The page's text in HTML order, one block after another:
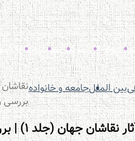
کولر گازیتلویزیونامنیتآپارتمان
بین المللجامعه و خانواده
بررسی
جهان (جلد ۱) | بررسی و تحلیل